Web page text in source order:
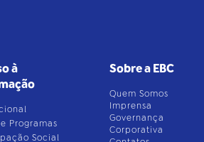
à
Programas
Social
Sobre a EBC
Quem Somos
Imprensa
Governança
Corporativa